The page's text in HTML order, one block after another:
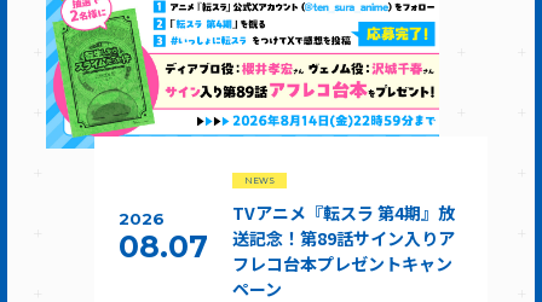
2026
08.07
NEWS
TVアニメ『転スラ 第4期』放
送記念！第89話サイン入りア
フレコ台本プレゼントキャン
ペーン